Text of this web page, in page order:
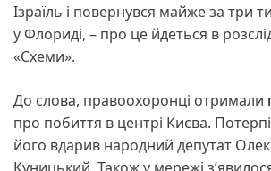
Ізраїль і повернувся майже за три
у Флориді, – про це йдеться в
«Схеми».
До слова, правоохоронці отримали
про побиття в центрі Києва.
його вдарив народний депутат